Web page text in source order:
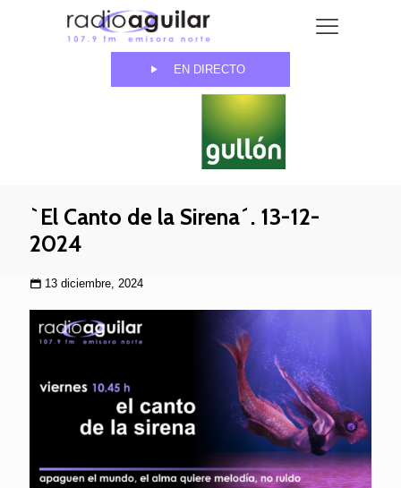
EN DIRECTO
`El Canto de la Sirena´. 13-12-
2024
13 diciembre, 2024